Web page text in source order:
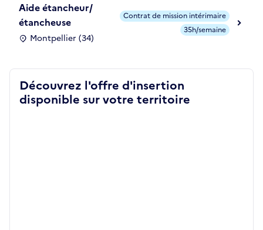
Aide étancheur/
étancheuse
Montpellier (34)
Contrat de mission intérimaire
35h/semaine
Découvrez l'offre d'insertion
disponible sur votre territoire